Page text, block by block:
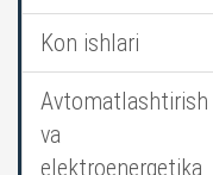
Kon ishlari
Avtomatlashtirish
va
elektroenergetika